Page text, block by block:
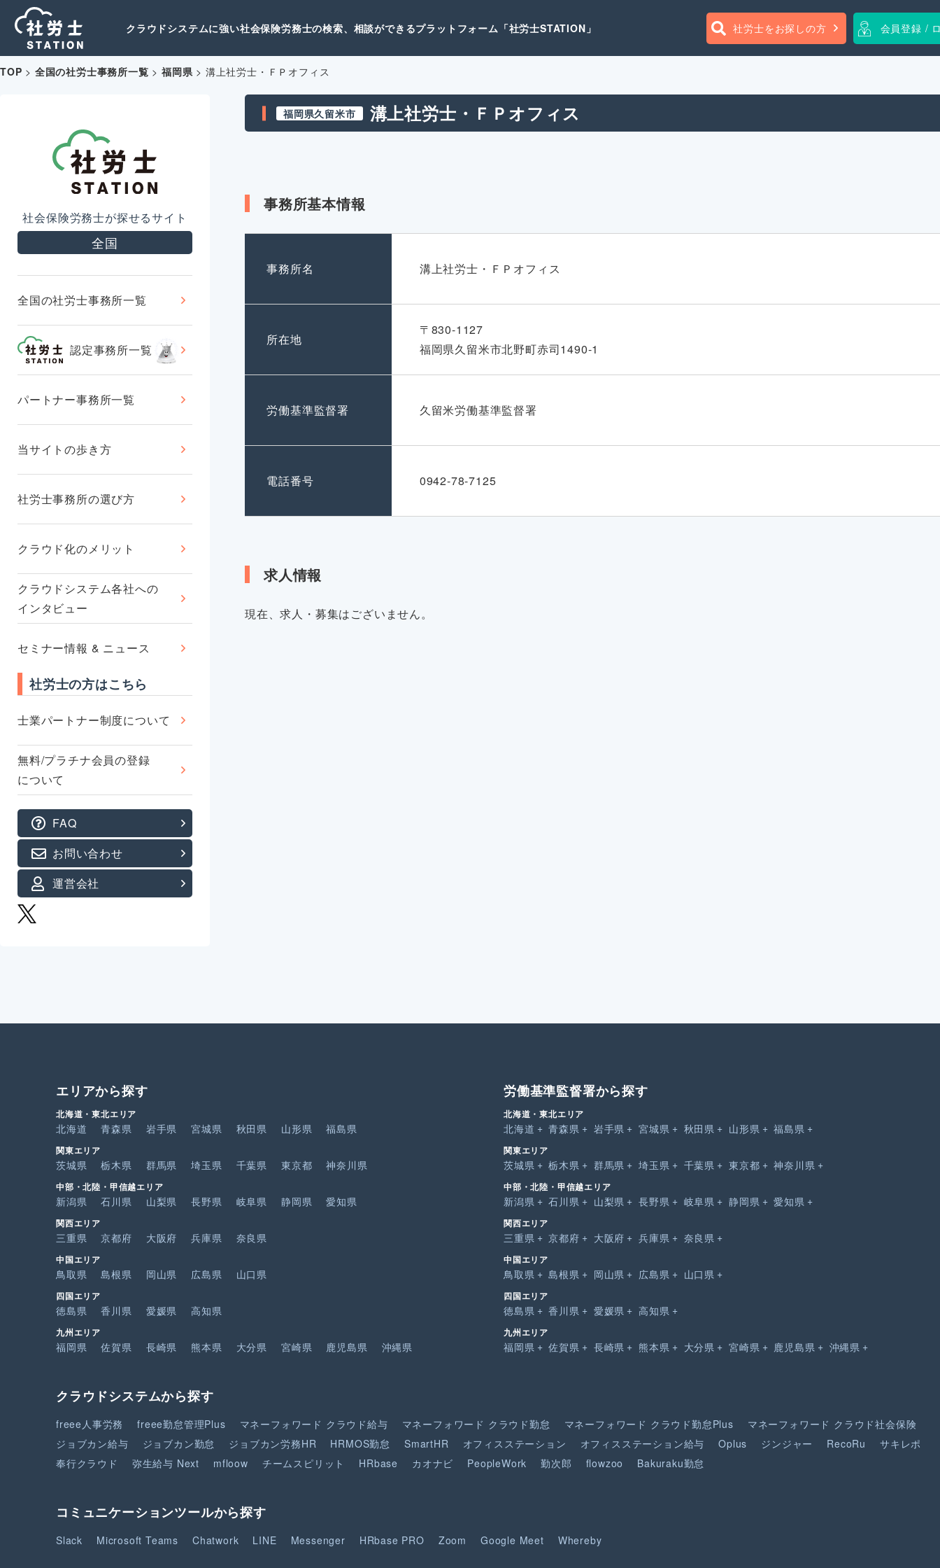
クラウドシステムに強い社会保険労務士の検索、相談ができるプラットフォーム「社労士STATION」 社労士をお探しの方 会員登録 /
TOP > 全国の社労士事務所一覧 >福岡県> 溝上社労士・ＦＰオフィス
社会保険労務士が探せるサイト
全国
全国の社労士事務所一覧
認定事務所一覧
パートナー事務所一覧
当サイトの歩き方
社労士事務所の選び方
クラウド化のメリット
クラウドシステム各社への
インタビュー
セミナー情報 & ニュース
社労士の方はこちら
士業パートナー制度について
無料/プラチナ会員の登録
について
FAQ
お問い合わせ
運営会社
福岡県久留米市 溝上社労士・ＦＰオフィス
事務所基本情報
事務所名 溝上社労士・ＦＰオフィス
所在地
〒830-1127
福岡県久留米市北野町赤司1490-1
労働基準監督署 久留米労働基準監督署
電話番号 0942-78-7125
求人情報
現在、求人・募集はございません。
エリアから探す
北海道・東北エリア
北海道 青森県 岩手県 宮城県 秋田県 山形県 福島県
関東エリア
茨城県 栃木県 群馬県 埼玉県 千葉県 東京都 神奈川県
中部・北陸・甲信越エリア
新潟県 石川県 山梨県 長野県 岐阜県 静岡県 愛知県
関西エリア
三重県 京都府 大阪府 兵庫県 奈良県
中国エリア
鳥取県 島根県 岡山県 広島県 山口県
四国エリア
徳島県 香川県 愛媛県 高知県
九州エリア
福岡県 佐賀県 長崎県 熊本県 大分県 宮崎県 鹿児島県 沖縄県
労働基準監督署から探す
北海道・東北エリア
北海道 青森県 岩手県 宮城県 秋田県 山形県 福島県
関東エリア
茨城県 栃木県 群馬県 埼玉県 千葉県 東京都 神奈川県
中部・北陸・甲信越エリア
新潟県 石川県 山梨県 長野県 岐阜県 静岡県 愛知県
関西エリア
三重県 京都府 大阪府 兵庫県 奈良県
中国エリア
鳥取県 島根県 岡山県 広島県 山口県
四国エリア
徳島県 香川県 愛媛県 高知県
九州エリア
福岡県 佐賀県 長崎県 熊本県 大分県 宮崎県 鹿児島県 沖縄県
クラウドシステムから探す
freee人事労務 freee勤怠管理Plus マネーフォワード クラウド給与 マネーフォワード クラウド勤怠 マネーフォワード クラウド勤怠Plus マネーフォワード クラウド社会保険
ジョブカン給与
ジョブカン勤怠 ジョブカン労務HR HRMOS勤怠 SmartHR オフィスステーション オフィスステーション給与 Oplus ジンジャー RecoRu
サキレポ
奉行クラウド
弥生給与 Next mfloow チームスピリット HRbase カオナビ PeopleWork 勤次郎 flowzoo Bakuraku勤怠
コミュニケーションツールから探す
Slack Microsoft Teams Chatwork LINE Messenger HRbase PRO Zoom Google Meet Whereby